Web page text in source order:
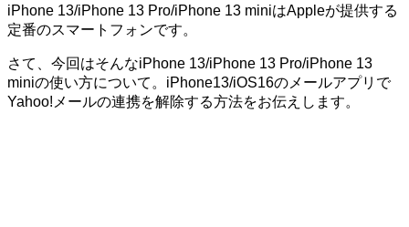
iPhone 13/iPhone 13 Pro/iPhone 13 miniはAppleが提供する
定番のスマートフォンです。
さて、今回はそんなiPhone 13/iPhone 13 Pro/iPhone 13
miniの使い方について。iPhone13/iOS16のメールアプリで
Yahoo!メールの連携を解除する方法をお伝えします。